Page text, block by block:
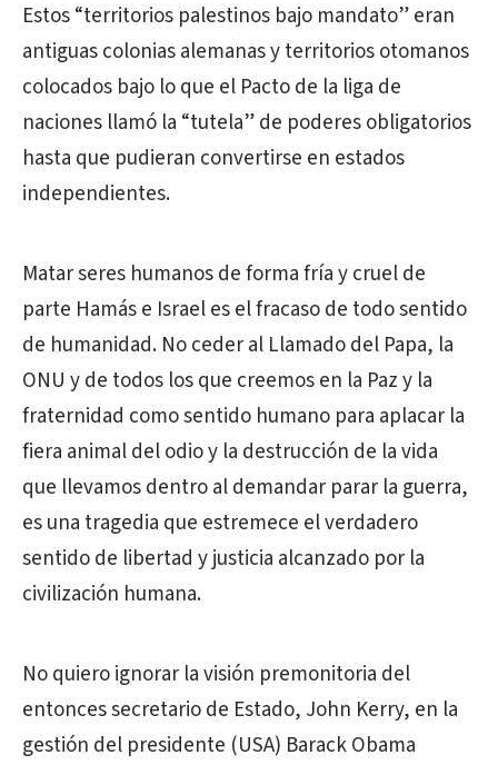
Estos “territorios palestinos bajo mandato” eran
antiguas colonias alemanas y territorios otomanos
colocados bajo lo que el Pacto de la liga de
naciones llamó la “tutela” de poderes obligatorios
hasta que pudieran convertirse en estados
independientes.
Matar seres humanos de forma fría y cruel de
parte Hamás e Israel es el fracaso de todo sentido
de humanidad. No ceder al Llamado del Papa, la
ONU y de todos los que creemos en la Paz y la
fraternidad como sentido humano para aplacar la
fiera animal del odio y la destrucción de la vida
que llevamos dentro al demandar parar la guerra,
es una tragedia que estremece el verdadero
sentido de libertad y justicia alcanzado por la
civilización humana.
No quiero ignorar la visión premonitoria del
entonces secretario de Estado, John Kerry, en la
gestión del presidente (USA) Barack Obama